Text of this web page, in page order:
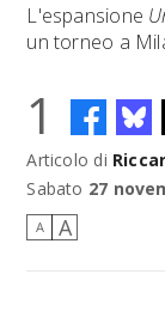
L'espansione
un torneo a
1
Articolo di
Sabato 27
A A